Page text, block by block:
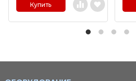
Купить